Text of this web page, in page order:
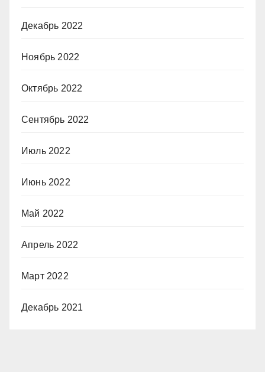
Декабрь 2022
Ноябрь 2022
Октябрь 2022
Сентябрь 2022
Июль 2022
Июнь 2022
Май 2022
Апрель 2022
Март 2022
Декабрь 2021